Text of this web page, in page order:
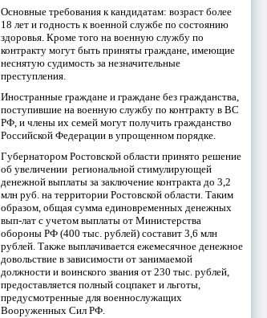
Основные требования к кандидатам: возраст более
18 лет и годность к военной службе по состоянию
здоровья. Кроме того на военную службу по
контракту могут быть приняты граждане, имеющие
неснятую судимость за незначительные
преступления.
Иностранные граждане и граждане без гражданства,
поступившие на военную службу по контракту в ВС
РФ, и члены их семей могут получить гражданство
Российской Федерации в упрощенном порядке.
Губернатором Ростовской области принято решение
об увеличении региональной стимулирующей
денежной выплаты за заключение контракта до 3,2
млн руб. на территории Ростовской области. Таким
образом, общая сумма единовременных денежных
вып-лат с учетом выплаты от Министерства
обороны РФ (400 тыс. рублей) составит 3,6 млн
рублей. Также выплачивается ежемесячное денежное
довольствие в зависимости от занимаемой
должности и воинского звания от 230 тыс. рублей,
предоставляется полный соцпакет и льготы,
предусмотренные для военнослужащих
Вооруженных Сил РФ.